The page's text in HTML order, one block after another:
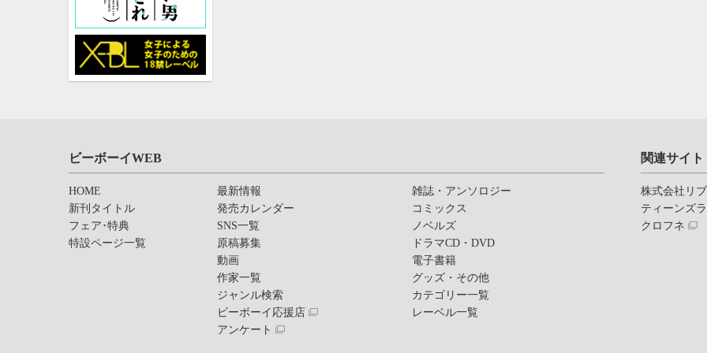
ビーボーイWEB
HOME
新刊タイトル
フェア･特典
特設ページ一覧
最新情報
発売カレンダー
SNS一覧
原稿募集
動画
作家一覧
ジャンル検索
ビーボーイ応援店
アンケート
雑誌・アンソロジー
コミックス
ノベルズ
ドラマCD・DVD
電子書籍
グッズ・その他
カテゴリー一覧
レーベル一覧
関連サイト
株式会社リ
ティーンズ
クロフネ